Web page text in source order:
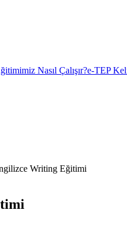
Nasıl Çalışır?e-TEP
Writing Eğitimi